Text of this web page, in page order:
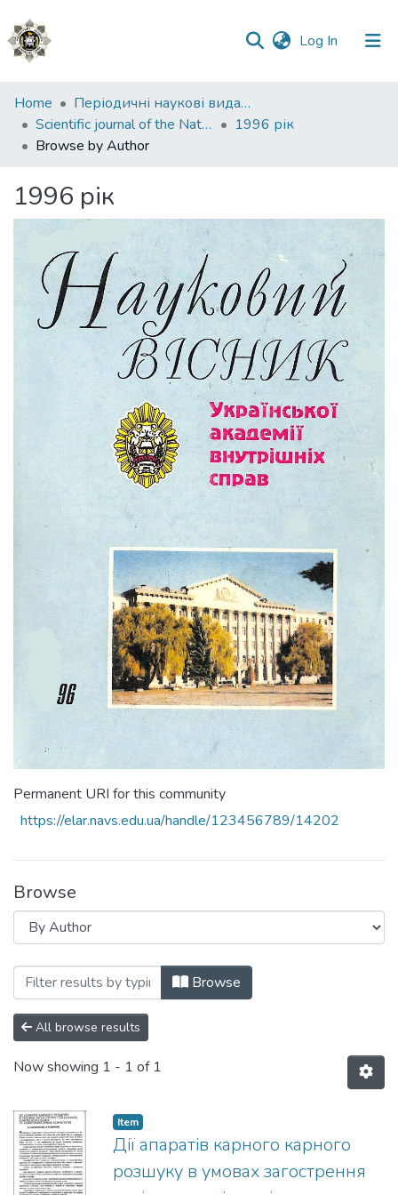
Log In (current)
Communities
&
Collections
Home
Періодичні наукові видання НАВС
Scientific journal of the National Academy of Internal Affairs
1996 рік
Browse by Author
1996 рік
Permanent URI for this community
https://elar.navs.edu.ua/handle/123456789/14202
Browse
Browsing 1996 рік by Author
Browse
All browse results
Now showing 1 - 1 of 1
Item
Дії апаратів карного карного
розшуку в умовах загострення